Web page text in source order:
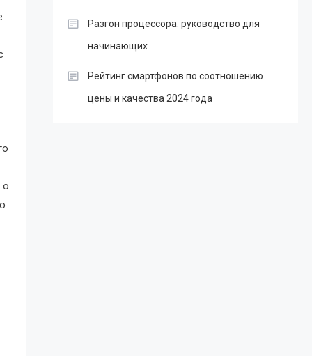
о
Разгон процессора: руководство для
начинающих
Рейтинг смартфонов по соотношению
цены и качества 2024 года